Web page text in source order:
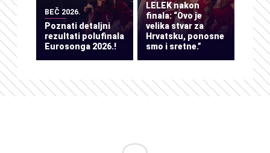
BEČ 2026.
Poznati detaljni
rezultati polufinala
Eurosonga 2026.!
LELEK nakon
finala: “Ovo je
velika stvar za
Hrvatsku, ponosne
smo i sretne.”